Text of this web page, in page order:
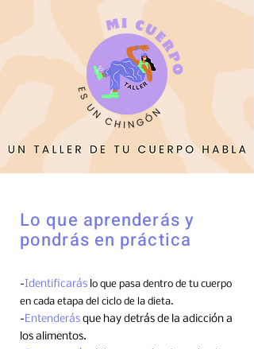
Lo que aprenderás y
pondrás en práctica
-Identificarás lo que pasa dentro de tu cuerpo
en cada etapa del ciclo de la dieta.
-Entenderás que hay detrás de la adicción a
los alimentos.